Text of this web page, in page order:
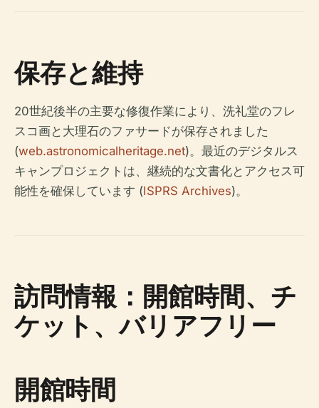
保存と維持
20世紀後半の主要な修復作業により、洗礼堂のフレ
スコ画と大理石のファサードが保存されました
(web.astronomicalheritage.net)。最近のデジタルス
キャンプロジェクトは、継続的な文書化とアクセス可
能性を確保しています (ISPRS Archives)。
訪問情報：開館時間、チ
ケット、バリアフリー
開館時間